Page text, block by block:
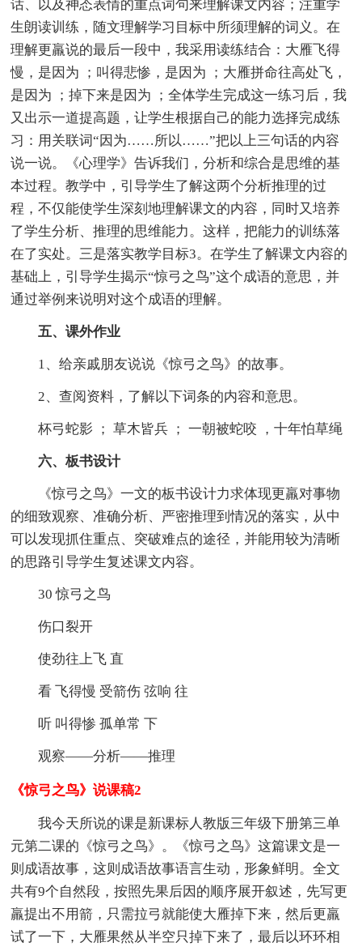
话、以及神态表情的重点词句来理解课文内容；注重学
生朗读训练，随文理解学习目标中所须理解的词义。在
理解更羸说的最后一段中，我采用读练结合：大雁飞得
慢，是因为 ；叫得悲惨，是因为 ；大雁拼命往高处飞，
是因为 ；掉下来是因为 ；全体学生完成这一练习后，我
又出示一道提高题，让学生根据自己的能力选择完成练
习：用关联词“因为……所以……”把以上三句话的内容
说一说。《心理学》告诉我们，分析和综合是思维的基
本过程。教学中，引导学生了解这两个分析推理的过
程，不仅能使学生深刻地理解课文的内容，同时又培养
了学生分析、推理的思维能力。这样，把能力的训练落
在了实处。三是落实教学目标3。在学生了解课文内容的
基础上，引导学生揭示“惊弓之鸟”这个成语的意思，并
通过举例来说明对这个成语的理解。
五、课外作业
1、给亲戚朋友说说《惊弓之鸟》的故事。
2、查阅资料，了解以下词条的内容和意思。
杯弓蛇影 ； 草木皆兵 ； 一朝被蛇咬 ，十年怕草绳
六、板书设计
《惊弓之鸟》一文的板书设计力求体现更羸对事物
的细致观察、准确分析、严密推理到情况的落实，从中
可以发现抓住重点、突破难点的途径，并能用较为清晰
的思路引导学生复述课文内容。
30 惊弓之鸟
伤口裂开
使劲往上飞 直
看 飞得慢 受箭伤 弦响 往
听 叫得惨 孤单常 下
观察——分析——推理
《惊弓之鸟》说课稿2
我今天所说的课是新课标人教版三年级下册第三单
元第二课的《惊弓之鸟》。《惊弓之鸟》这篇课文是一
则成语故事，这则成语故事语言生动，形象鲜明。全文
共有9个自然段，按照先果后因的顺序展开叙述，先写更
羸提出不用箭，只需拉弓就能使大雁掉下来，然后更羸
试了一下，大雁果然从半空只掉下来了，最后以环环相